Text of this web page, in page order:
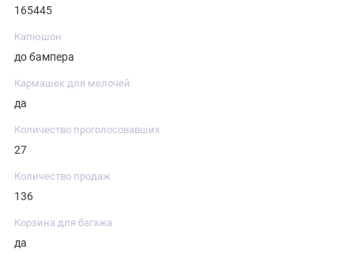
165445
Капюшон
до бампера
Кармашек для мелочей
да
Количество проголосовавших
27
Количество продаж
136
Корзина для багажа
да